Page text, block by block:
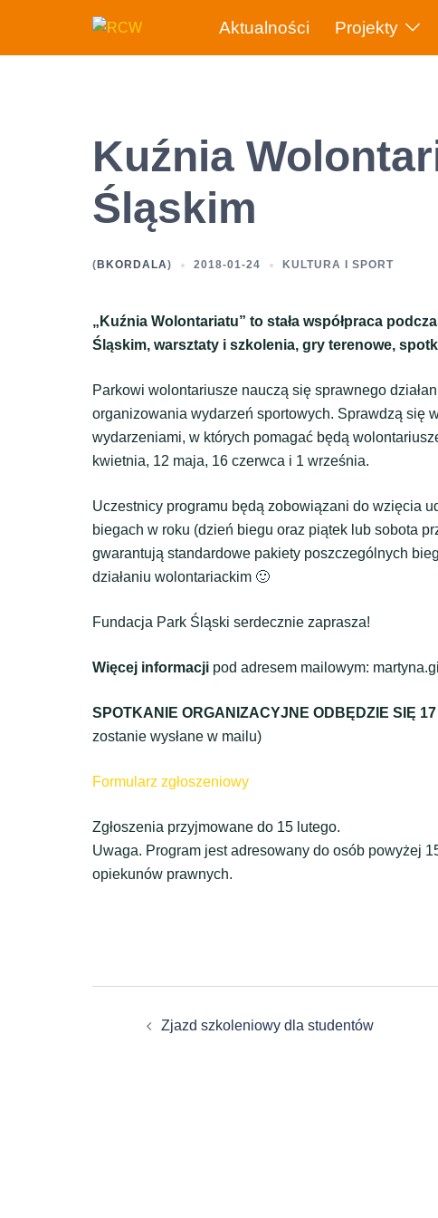
treści
Aktualności Projekty
Kuźnia
Śląskim
( BKORDALA) 2018-01-24 KULTURA I SPORT
„Kuźnia Wolontariatu” to stała współpraca
Śląskim, warsztaty i szkolenia, gry terenowe,
Parkowi wolontariusze nauczą się sprawnego
organizowania wydarzeń sportowych. Sprawdzą się
wydarzeniami, w których pomagać będą
kwietnia, 12 maja, 16 czerwca i 1 września.
Uczestnicy programu będą zobowiązani do wzięcia
biegach w roku (dzień biegu oraz piątek lub sobota
gwarantują standardowe pakiety poszczególnych
działaniu wolontariackim 🙂
Fundacja Park Śląski serdecznie zaprasza!
Więcej informacji pod adresem mailowym:
SPOTKANIE ORGANIZACYJNE ODBĘDZIE SIĘ
zostanie wysłane w mailu)
Formularz zgłoszeniowy
Zgłoszenia przyjmowane do 15 lutego.
Uwaga. Program jest adresowany do osób powyżej
opiekunów prawnych.
Zjazd szkoleniowy dla studentów